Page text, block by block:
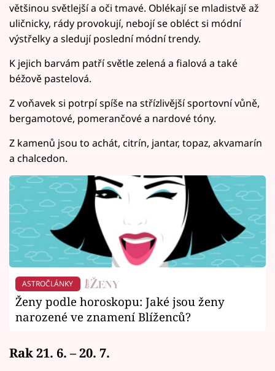
většinou světlejší a oči tmavé. Oblékají se mladistvě až
uličnicky, rády provokují, nebojí se obléct si módní
výstřelky a sledují poslední módní trendy.
K jejich barvám patří světle zelená a fialová a také
béžově pastelová.
Z voňavek si potrpí spíše na střízlivější sportovní vůně,
bergamotové, pomerančové a nardové tóny.
Z kamenů jsou to achát, citrín, jantar, topaz, akvamarín
a chalcedon.
ASTROČLÁNKY
Ženy podle horoskopu: Jaké jsou ženy
narozené ve znamení Blíženců?
Rak 21. 6. – 20. 7.